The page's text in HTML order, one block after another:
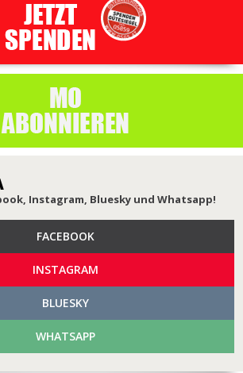
Instagram, Bluesky und Whatsapp!
FACEBOOK
INSTAGRAM
BLUESKY
WHATSAPP